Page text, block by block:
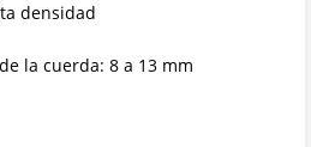
densidad
la cuerda: 8 a 13 mm